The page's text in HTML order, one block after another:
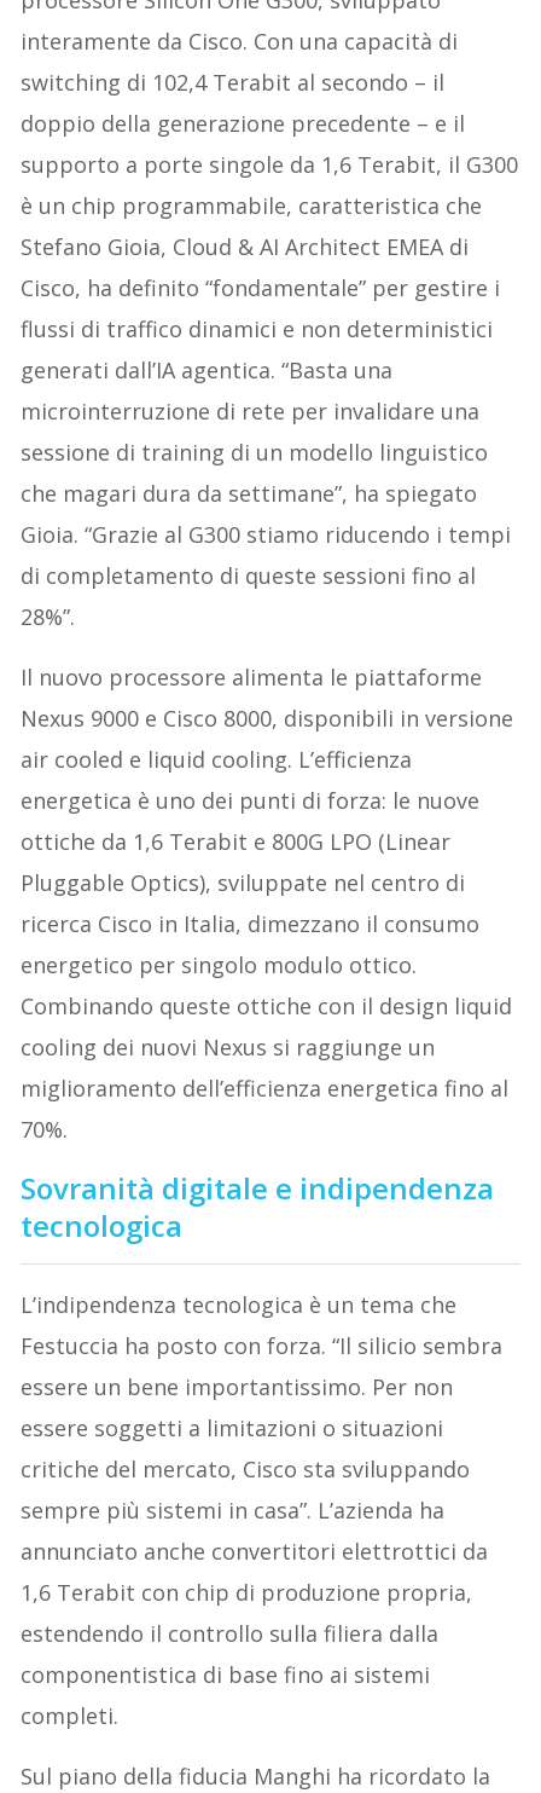
interamente da Cisco. Con una capacità di
switching di 102,4 Terabit al secondo – il
doppio della generazione precedente – e il
supporto a porte singole da 1,6 Terabit, il G300
è un chip programmabile, caratteristica che
Stefano Gioia, Cloud & AI Architect EMEA di
Cisco, ha definito “fondamentale” per gestire i
flussi di traffico dinamici e non deterministici
generati dall’IA agentica. “Basta una
microinterruzione di rete per invalidare una
sessione di training di un modello linguistico
che magari dura da settimane”, ha spiegato
Gioia. “Grazie al G300 stiamo riducendo i tempi
di completamento di queste sessioni fino al
28%”.
Il nuovo processore alimenta le piattaforme
Nexus 9000 e Cisco 8000, disponibili in versione
air cooled e liquid cooling. L’efficienza
energetica è uno dei punti di forza: le nuove
ottiche da 1,6 Terabit e 800G LPO (Linear
Pluggable Optics), sviluppate nel centro di
ricerca Cisco in Italia, dimezzano il consumo
energetico per singolo modulo ottico.
Combinando queste ottiche con il design liquid
cooling dei nuovi Nexus si raggiunge un
miglioramento dell’efficienza energetica fino al
70%.
Sovranità digitale e indipendenza
tecnologica
L’indipendenza tecnologica è un tema che
Festuccia ha posto con forza. “Il silicio sembra
essere un bene importantissimo. Per non
essere soggetti a limitazioni o situazioni
critiche del mercato, Cisco sta sviluppando
sempre più sistemi in casa”. L’azienda ha
annunciato anche convertitori elettrottici da
1,6 Terabit con chip di produzione propria,
estendendo il controllo sulla filiera dalla
componentistica di base fino ai sistemi
completi.
Sul piano della fiducia Manghi ha ricordato la